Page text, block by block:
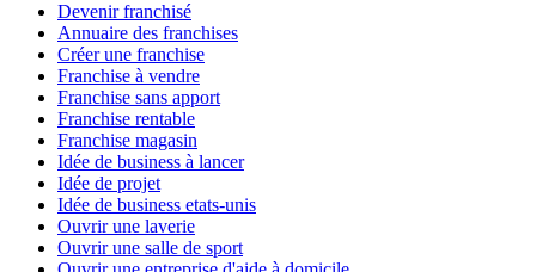
Devenir franchisé
Annuaire des franchises
Créer une franchise
Franchise à vendre
Franchise sans apport
Franchise rentable
Franchise magasin
Idée de business à lancer
Idée de projet
Idée de business etats-unis
Ouvrir une laverie
Ouvrir une salle de sport